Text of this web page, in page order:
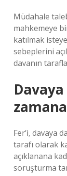
Müdahale
mahkemeye
katılmak
sebeplerini
davanın
Fer’i, davaya
tarafı olarak
açıklanana
soruşturma